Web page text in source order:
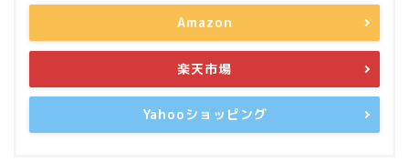
Amazon
楽天市場
Yahooショッピング